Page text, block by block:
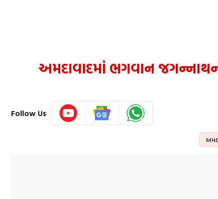
અમદાવાદમાં ભગવાન
Follow Us